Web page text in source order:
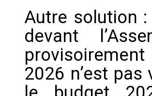
Autre solution
devant
2026 n’est